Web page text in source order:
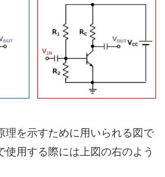
理を示すために用いられる図で
使用する際には上図の右のよう